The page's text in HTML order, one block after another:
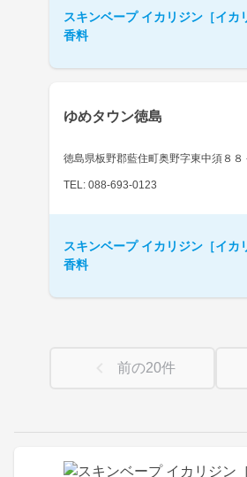
スキンベープ イカリジン［イカ
香料
ゆめタウン徳島
徳島県板野郡藍住町奥野字東中須８８
TEL: 088-693-0123
スキンベープ イカリジン［イカ
香料
前の20件